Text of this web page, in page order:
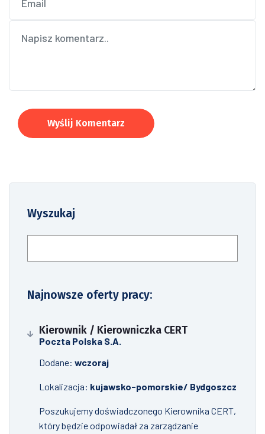
Wyślij Komentarz
Wyszukaj
Najnowsze oferty pracy:
Kierownik / Kierowniczka CERT
Poczta Polska S.A.
Dodane: wczoraj
Lokalizacja: kujawsko-pomorskie/ Bydgoszcz
Poszukujemy doświadczonego Kierownika CERT,
który będzie odpowiadał za zarządzanie